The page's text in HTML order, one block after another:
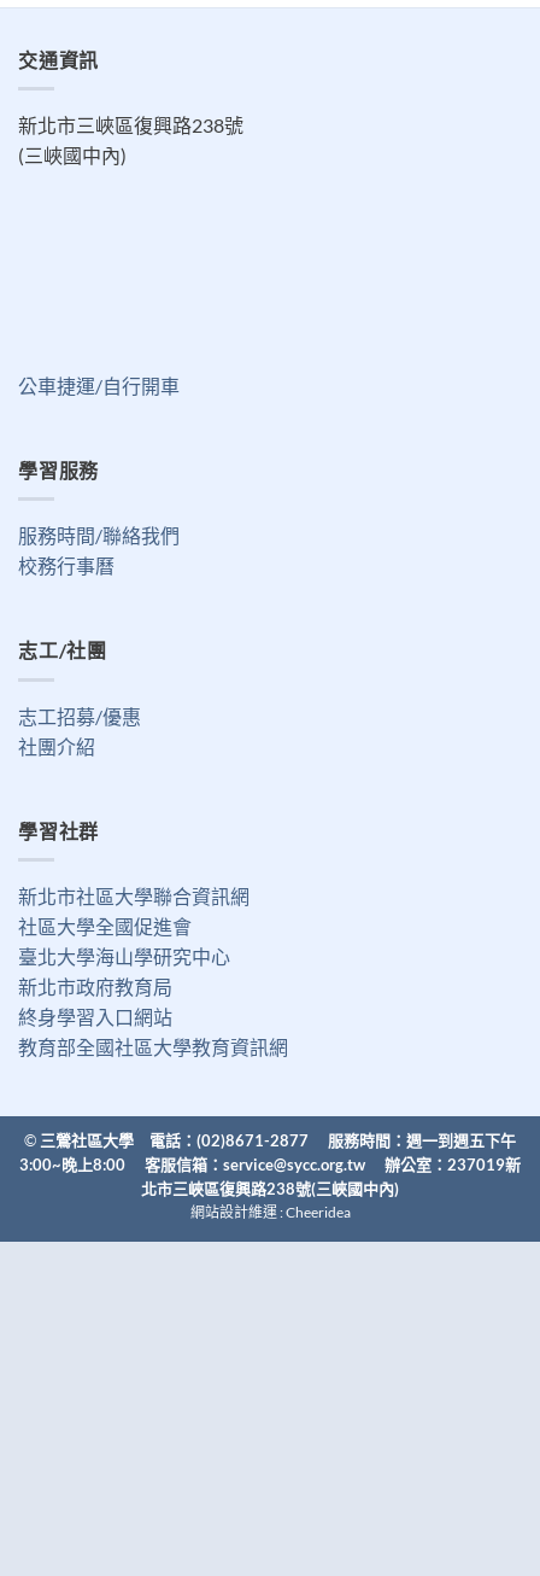
交通資訊
新北市三峽區復興路238號
(三峽國中內)
公車捷運/自行開車
學習服務
服務時間/聯絡我們
校務行事曆
志工/社團
志工招募/優惠
社團介紹
學習社群
新北市社區大學聯合資訊網
社區大學全國促進會
臺北大學海山學研究中心
新北市政府教育局
終身學習入口網站
教育部全國社區大學教育資訊網
© 三鶯社區大學 電話：(02)8671-2877 服務時間：週一到週五下午
3:00~晚上8:00 客服信箱： service@sycc.org.tw 辦公室：237019新
北市三峽區復興路238號(三峽國中內)
網站設計維運 :Cheeridea